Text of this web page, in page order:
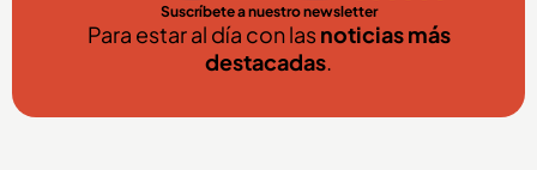
Suscríbete a nuestro newsletter
Para estar al día con lasnoticias más
destacadas.